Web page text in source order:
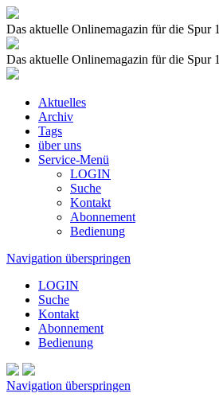
Das aktuelle Onlinemagazin für die Spur 1
Das aktuelle Onlinemagazin für die Spur 1
Aktuelles
Archiv
Tags
über uns
Service-Menü
LOGIN
Suche
Kontakt
Abonnement
Bedienung
Navigation überspringen
LOGIN
Suche
Kontakt
Abonnement
Bedienung
Navigation überspringen